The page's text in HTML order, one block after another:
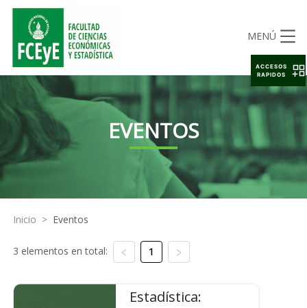
MENÚ
EVENTOS
Inicio > Eventos
3 elementos en total: 1
Estadística:
ACCESOS
RAPIDOS